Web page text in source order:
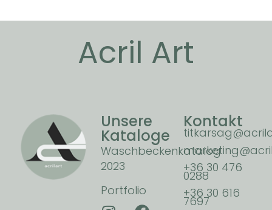
Acril Art
Unsere
Kataloge
Waschbeckenkatalog
2023
Portfolio
Kontakt
+36 30 476
0288
+36 30 616
7697